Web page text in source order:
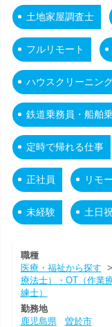
土地家屋調査士
フルリモート
ハウスクリーニン
鉄道乗務員・船舶
定時で帰れる仕事
正社員 リモ
未経験 土日
職種
医療・福祉から探す >
療法士）・OT（作業
練士）
勤務地
鹿児島県
曽於市